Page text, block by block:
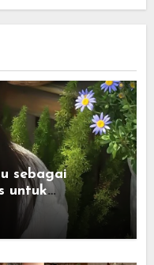
sebagai
untuk
Lebih